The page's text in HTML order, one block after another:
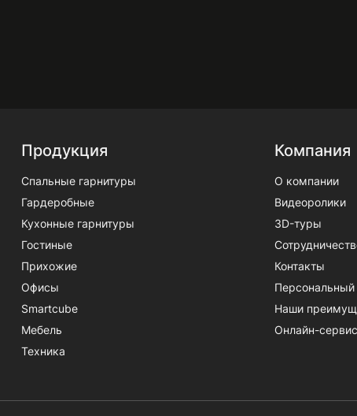
Продукция
Спальные гарнитуры
Гардеробные
Кухонные гарнитуры
Гостиные
Прихожие
Офисы
Smartcube
Мебель
Техника
Компания
О компании
Видеоролики
3D-туры
Контакты
Персональный
Наши
Онлайн-